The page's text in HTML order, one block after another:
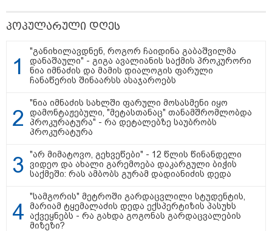
ევროპაში საწვავის ფასები
ქვეყნებშია ბენზინი ყველაზე
ძვირი და ყველაზე იაფი
09:05 / 07-08-2026
მკვლელობა პირდაპირ ეთერში:
ცნობილ "ტიკტოკერს" ლაივის
გარდაიცვალა - რას ამბობს
მომხდარზე მექსიკის პოლიცია
კატეგორიის ყველა სიახლე
პოპულარული დღეს
"განიხილავდნენ, როგორ ჩაიდინა გაბაშვილმა
დანაშაული" - გიგა ავალიანის საქმის პროკურორი
ნია იმნაძის და მამის დიალოგის ფარული
ჩანაწერის შინაარსს ასაჯაროებს
"ნია იმნაძის სახლში ფარული მოსასმენი იყო
დამონტაჟებული, "მეტასთანაც" თანამშრომლობდა
პროკურატურა" - რა დეტალებზე საუბრობს
პროკურატურა
"არ მიმატოვო, გეხვეწები" - 12 წლის წინანდელი
ვიდეო და ახალი გარემოება დაკარგული ბიჭის
საქმეში: რას ამბობს გურამ დადიანიძის დედა
"სამგორის" მეტროში გარდაცვლილი სტუდენტის,
მარიამ ტყემალაძის დედა ექსპერტიზის პასუხს
აქვეყნებს - რა გახდა გოგონას გარდაცვალების
მიზეზი?